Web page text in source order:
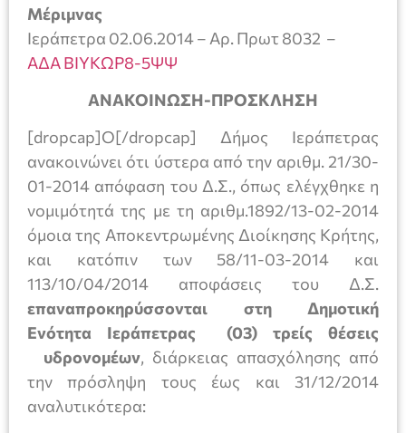
Μέριμνας
Ιεράπετρα 02.06.2014 – Αρ. Πρωτ 8032 –
ΑΔΑ ΒΙΥΚΩΡ8-5ΨΨ
ΑΝΑΚΟΙΝΩΣΗ-ΠΡΟΣΚΛΗΣΗ
[dropcap]Ο[/dropcap] Δήμος Ιεράπετρας
ανακοινώνει ότι ύστερα από την αριθμ. 21/30-
01-2014 απόφαση του Δ.Σ., όπως ελέγχθηκε η
νομιμότητά της με τη αριθμ.1892/13-02-2014
όμοια της Αποκεντρωμένης Διοίκησης Κρήτης,
και κατόπιν των 58/11-03-2014 και
113/10/04/2014 αποφάσεις του Δ.Σ.
επαναπροκηρύσσονται στη Δημοτική
Ενότητα Ιεράπετρας (03) τρείς θέσεις
υδρονομέων, διάρκειας απασχόλησης από
την πρόσληψη τους έως και 31/12/2014
αναλυτικότερα: